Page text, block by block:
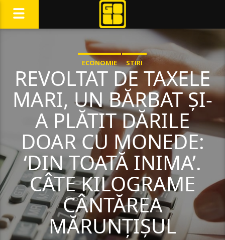
ECONOMIE STIRI
REVOLTAT DE TAXELE
MARI, UN BĂRBAT ȘI-
A PLĂTIT DĂRILE
DOAR CU MONEDE:
‘DIN TOATĂ INIMA’.
CÂTE KILOGRAME
CÂNTĂREA
MĂRUNȚIȘUL